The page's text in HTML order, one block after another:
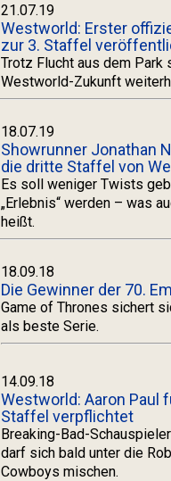
21.07.19
Westworld: Erster
zur 3. Staffel
Trotz Flucht aus dem Park
Westworld-Zukunft
18.07.19
Showrunner Jonathan
die dritte Staffel von
Es soll weniger Twists
„Erlebnis“ werden – was
heißt.
18.09.18
Die Gewinner der 70.
Game of Thrones sichert
als beste Serie.
14.09.18
Westworld: Aaron Paul
Staffel verpflichtet
Breaking-Bad-
darf sich bald unter die
Cowboys mischen.